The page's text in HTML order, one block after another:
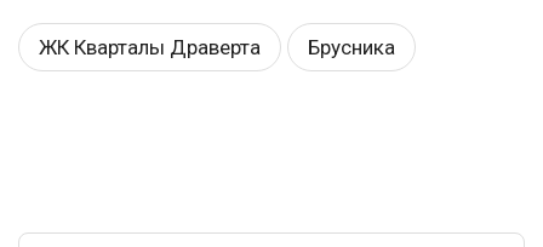
ЖК Кварталы Драверта Брусника